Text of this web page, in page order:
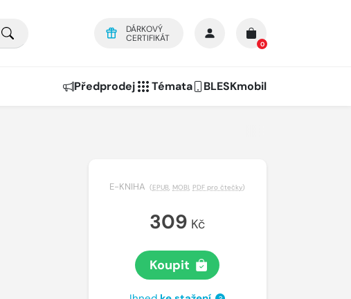
DÁRKOVÝ
CERTIFIKÁT
0
Předprodej Témata BLESKmobil
E-KNIHA (EPUB, MOBI, PDF pro čtečky)
309 Kč
Koupit